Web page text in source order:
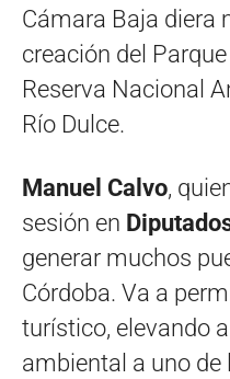
Cámara Baja diera
creación del
Reserva Nacional
Río Dulce.
Manuel Calvo,
sesión en
generar muchos
Córdoba. Va a
turístico, elevando
ambiental a uno de